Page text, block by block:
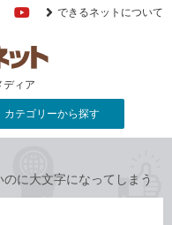
ディア
FacebookYouTube
できるネットについて
カテゴリーから探す
のに大文字になってしまう